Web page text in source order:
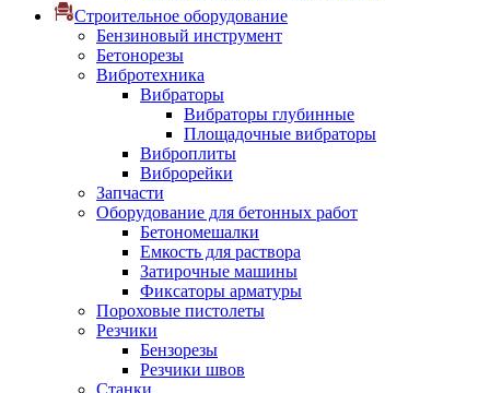
Строительное оборудование
Бензиновый инструмент
Бетонорезы
Вибротехника
Вибраторы
Вибраторы глубинные
Площадочные вибраторы
Виброплиты
Виброрейки
Запчасти
Оборудование для бетонных работ
Бетономешалки
Емкость для раствора
Затирочные машины
Фиксаторы арматуры
Пороховые пистолеты
Резчики
Бензорезы
Резчики швов
Станки